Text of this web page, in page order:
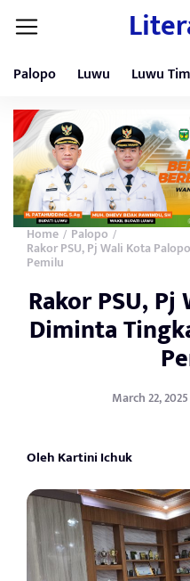
Palopo Luwu Luwu
Home / Palopo /
Rakor PSU, Pj Wali Kota
Pemilu
Rakor PSU,
Diminta
March 22,
Oleh Kartini Ichuk